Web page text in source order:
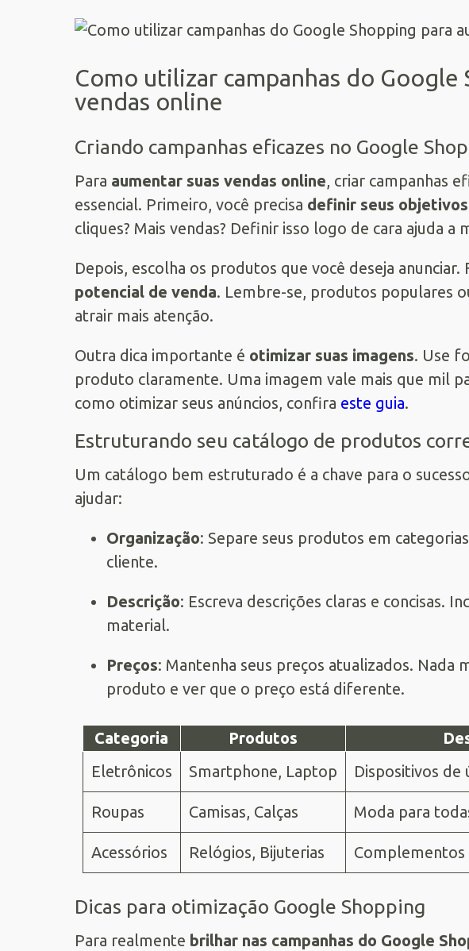
Como utilizar campanhas do
vendas online
Criando campanhas eficazes no Google
Para aumentar suas vendas online, criar campanhas
essencial. Primeiro, você precisa definir seus objetivos
cliques? Mais vendas? Definir isso logo de cara ajuda a
Depois, escolha os produtos que você deseja
potencial de venda. Lembre-se, produtos populares
atrair mais atenção.
Outra dica importante é otimizar suas imagens. Use
produto claramente. Uma imagem vale mais que mil
como otimizar seus anúncios, confira este guia.
Estruturando seu catálogo de produtos
Um catálogo bem estruturado é a chave para o
ajudar:
Organização: Separe seus produtos em
cliente.
Descrição: Escreva descrições claras e concisas.
material.
Preços: Mantenha seus preços atualizados. Nada
produto e ver que o preço está diferente.
Categoria Produtos
Eletrônicos
Smartphone, Laptop Dispositivos de
Roupas Camisas, Calças Moda para
Acessórios Relógios, Bijuterias
Dicas para otimização Google Shopping
Para realmente brilhar nas campanhas do Google